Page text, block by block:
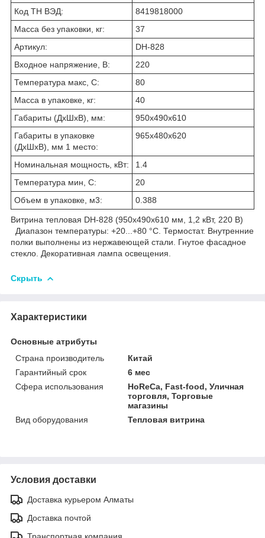
Код ТН ВЭД:
8419818000
Масса без упаковки, кг:
37
Артикул:
DH-828
Входное напряжение, В:
220
Температура макс, С:
80
Масса в упаковке, кг:
40
Габариты (ДхШхВ), мм:
950x490x610
Габариты в упаковке
(ДхШхВ), мм 1 место:
965х480х620
Номинальная мощность, кВт:
1.4
Температура мин, С:
20
Объем в упаковке, м3:
0.388
Витрина тепловая DH-828 (950x490x610 мм, 1,2 кВт, 220 В)
Диапазон температуры: +20...+80 °С. Термостат. Внутренние
полки выполнены из нержавеющей стали. Гнутое фасадное
стекло. Декоративная лампа освещения.
Скрыть
Характеристики
Основные атрибуты
Страна производитель
Китай
Гарантийный срок
6 мес
Сфера использования
HoReCa, Fast-food, Уличная
торговля, Торговые
магазины
Вид оборудования
Тепловая витрина
Условия доставки
Доставка курьером Алматы
Доставка почтой
Транспортная компания